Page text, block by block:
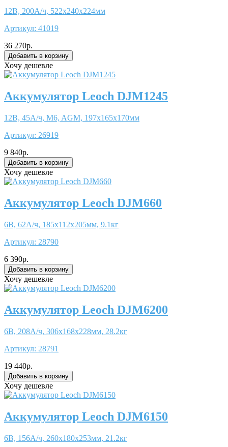
12В, 200А/ч, 522x240x224мм
Артикул: 41019
36 270р.
Хочу дешевле
Аккумулятор Leoch DJM1245
12В, 45А/ч, M6, AGM, 197x165x170мм
Артикул: 26919
9 840р.
Хочу дешевле
Аккумулятор Leoch DJM660
6В, 62А/ч, 185x112x205мм, 9.1кг
Артикул: 28790
6 390р.
Хочу дешевле
Аккумулятор Leoch DJM6200
6В, 208А/ч, 306x168x228мм, 28.2кг
Артикул: 28791
19 440р.
Хочу дешевле
Аккумулятор Leoch DJM6150
6В, 156А/ч, 260x180x253мм, 21.2кг